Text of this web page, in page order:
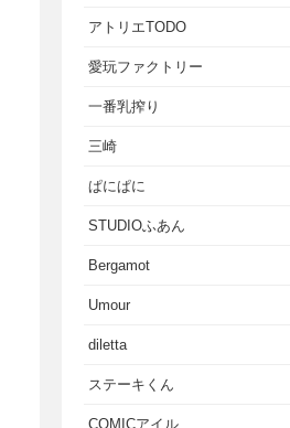
アトリエTODO
愛玩ファクトリー
一番乳搾り
三崎
ぱにぱに
STUDIOふあん
Bergamot
Umour
diletta
ステーキくん
COMICアイル